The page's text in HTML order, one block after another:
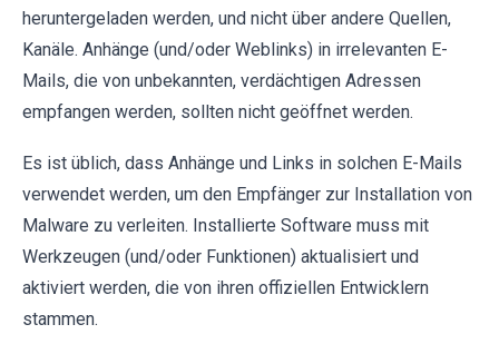
heruntergeladen werden, und nicht über andere Quellen,
Kanäle. Anhänge (und/oder Weblinks) in irrelevanten E-
Mails, die von unbekannten, verdächtigen Adressen
empfangen werden, sollten nicht geöffnet werden.
Es ist üblich, dass Anhänge und Links in solchen E-Mails
verwendet werden, um den Empfänger zur Installation von
Malware zu verleiten. Installierte Software muss mit
Werkzeugen (und/oder Funktionen) aktualisiert und
aktiviert werden, die von ihren offiziellen Entwicklern
stammen.